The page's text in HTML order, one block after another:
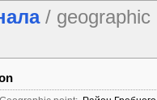
/ geographic